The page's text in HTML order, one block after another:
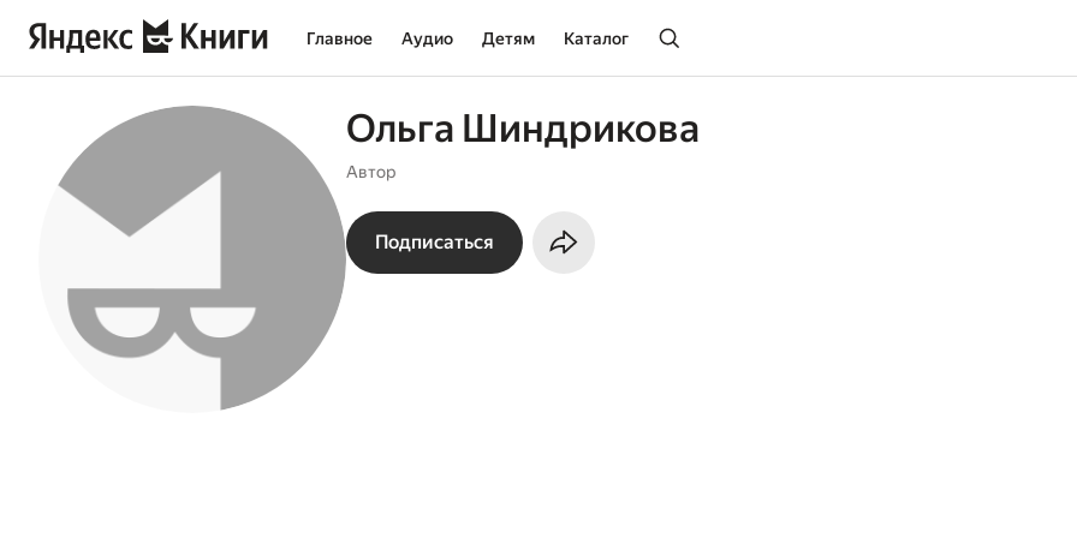
Главное Аудио Детям Каталог
Ольга Шиндрикова
Автор
Подписаться